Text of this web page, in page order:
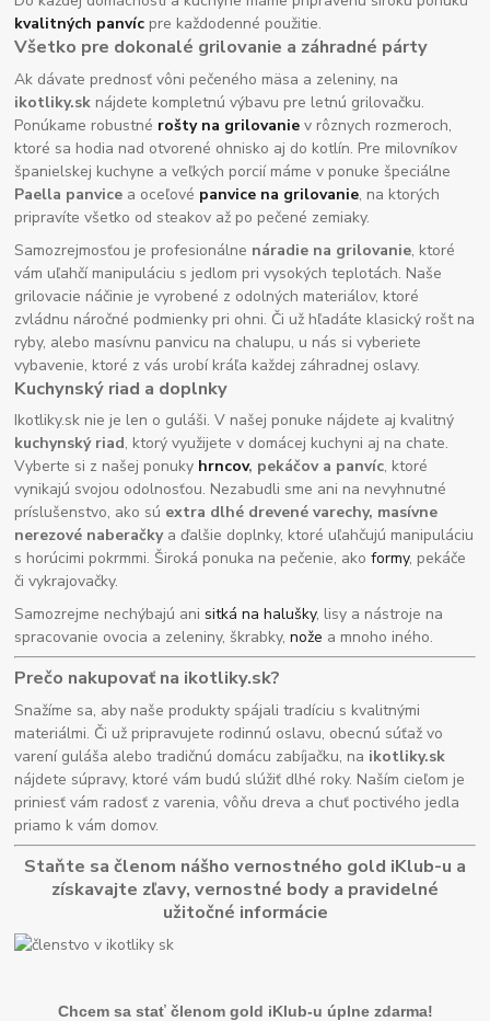
kvalitných panvíc pre každodenné použitie.
Všetko pre dokonalé grilovanie a záhradné párty
Ak dávate prednosť vôni pečeného mäsa a zeleniny, na
ikotliky.sk nájdete kompletnú výbavu pre letnú grilovačku.
Ponúkame robustné rošty na grilovanie v rôznych rozmeroch,
ktoré sa hodia nad otvorené ohnisko aj do kotlín. Pre milovníkov
španielskej kuchyne a veľkých porcií máme v ponuke špeciálne
Paella panvice a oceľové panvice na grilovanie, na ktorých
pripravíte všetko od steakov až po pečené zemiaky.
Samozrejmosťou je profesionálne náradie na grilovanie, ktoré
vám uľahčí manipuláciu s jedlom pri vysokých teplotách. Naše
grilovacie náčinie je vyrobené z odolných materiálov, ktoré
zvládnu náročné podmienky pri ohni. Či už hľadáte klasický rošt na
ryby, alebo masívnu panvicu na chalupu, u nás si vyberiete
vybavenie, ktoré z vás urobí kráľa každej záhradnej oslavy.
Kuchynský riad a doplnky
Ikotliky.sk nie je len o guláši. V našej ponuke nájdete aj kvalitný
kuchynský riad, ktorý využijete v domácej kuchyni aj na chate.
Vyberte si z našej ponuky hrncov, pekáčov a panvíc, ktoré
vynikajú svojou odolnosťou. Nezabudli sme ani na nevyhnutné
príslušenstvo, ako sú extra dlhé drevené varechy, masívne
nerezové naberačkya ďalšie doplnky, ktoré uľahčujú manipuláciu
s horúcimi pokrmmi. Široká ponuka na pečenie, akoformy, pekáče
či vykrajovačky.
Samozrejme nechýbajú anisitká na halušky, lisy a nástroje na
spracovanie ovocia a zeleniny, škrabky,nože a mnoho iného.
Prečo nakupovať na ikotliky.sk?
Snažíme sa, aby naše produkty spájali tradíciu s kvalitnými
materiálmi. Či už pripravujete rodinnú oslavu, obecnú súťaž vo
varení guláša alebo tradičnú domácu zabíjačku, na ikotliky.sk
nájdete súpravy, ktoré vám budú slúžiť dlhé roky. Naším cieľom je
priniesť vám radosť z varenia, vôňu dreva a chuť poctivého jedla
priamo k vám domov.
Staňte sa členom nášho vernostného gold iKlub-u a
získavajte zľavy, vernostné body a pravidelné
užitočné informácie
Chcem sa stať členom gold iKlub-u úplne zdarma!